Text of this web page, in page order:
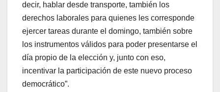
decir, hablar desde transporte, también los
derechos laborales para quienes les corresponde
ejercer tareas durante el domingo, también sobre
los instrumentos válidos para poder presentarse el
día propio de la elección y, junto con eso,
incentivar la participación de este nuevo proceso
democrático”.